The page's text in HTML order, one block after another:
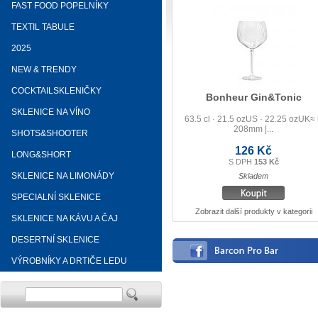
FAST FOOD POPELNÍKY
TEXTIL TABULE
2025
NEW & TRENDY
COCKTAILSKLENIČKY
SKLENICE NA VÍNO
SHOTS&SHOOTER
LONG&SHORT
SKLENICE NA LIMONÁDY
SPECIALNÍ SKLENICE
SKLENICE NA KÁVU A ČAJ
DESERTNÍ SKLENICE
VÝROBNÍKY A DRTIČE LEDU
Bonheur Gin&Tonic
63.5 cl · 21.5 ozUS · 22.25 ozUK≈
208mm |...
126 Kč
S DPH 153 Kč
Skladem
Zobrazit další produkty v kategorii